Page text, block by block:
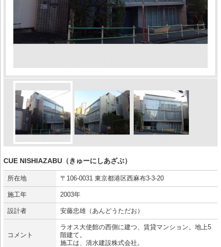
CUE NISHIAZABU（きゅーにしあざぶ）
所在地 〒106-0031 東京都港区西麻布3-3-20
施工年 2003年
設計者 安藤忠雄（あんどうただお）
コメント
ラオス大使館の西側に建つ、賃貸マンション。地上5
階建て。
施工は、清水建設株式会社。